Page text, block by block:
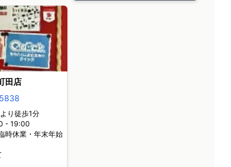
田店
り徒歩1分
- 19:00
時休業・年末年始